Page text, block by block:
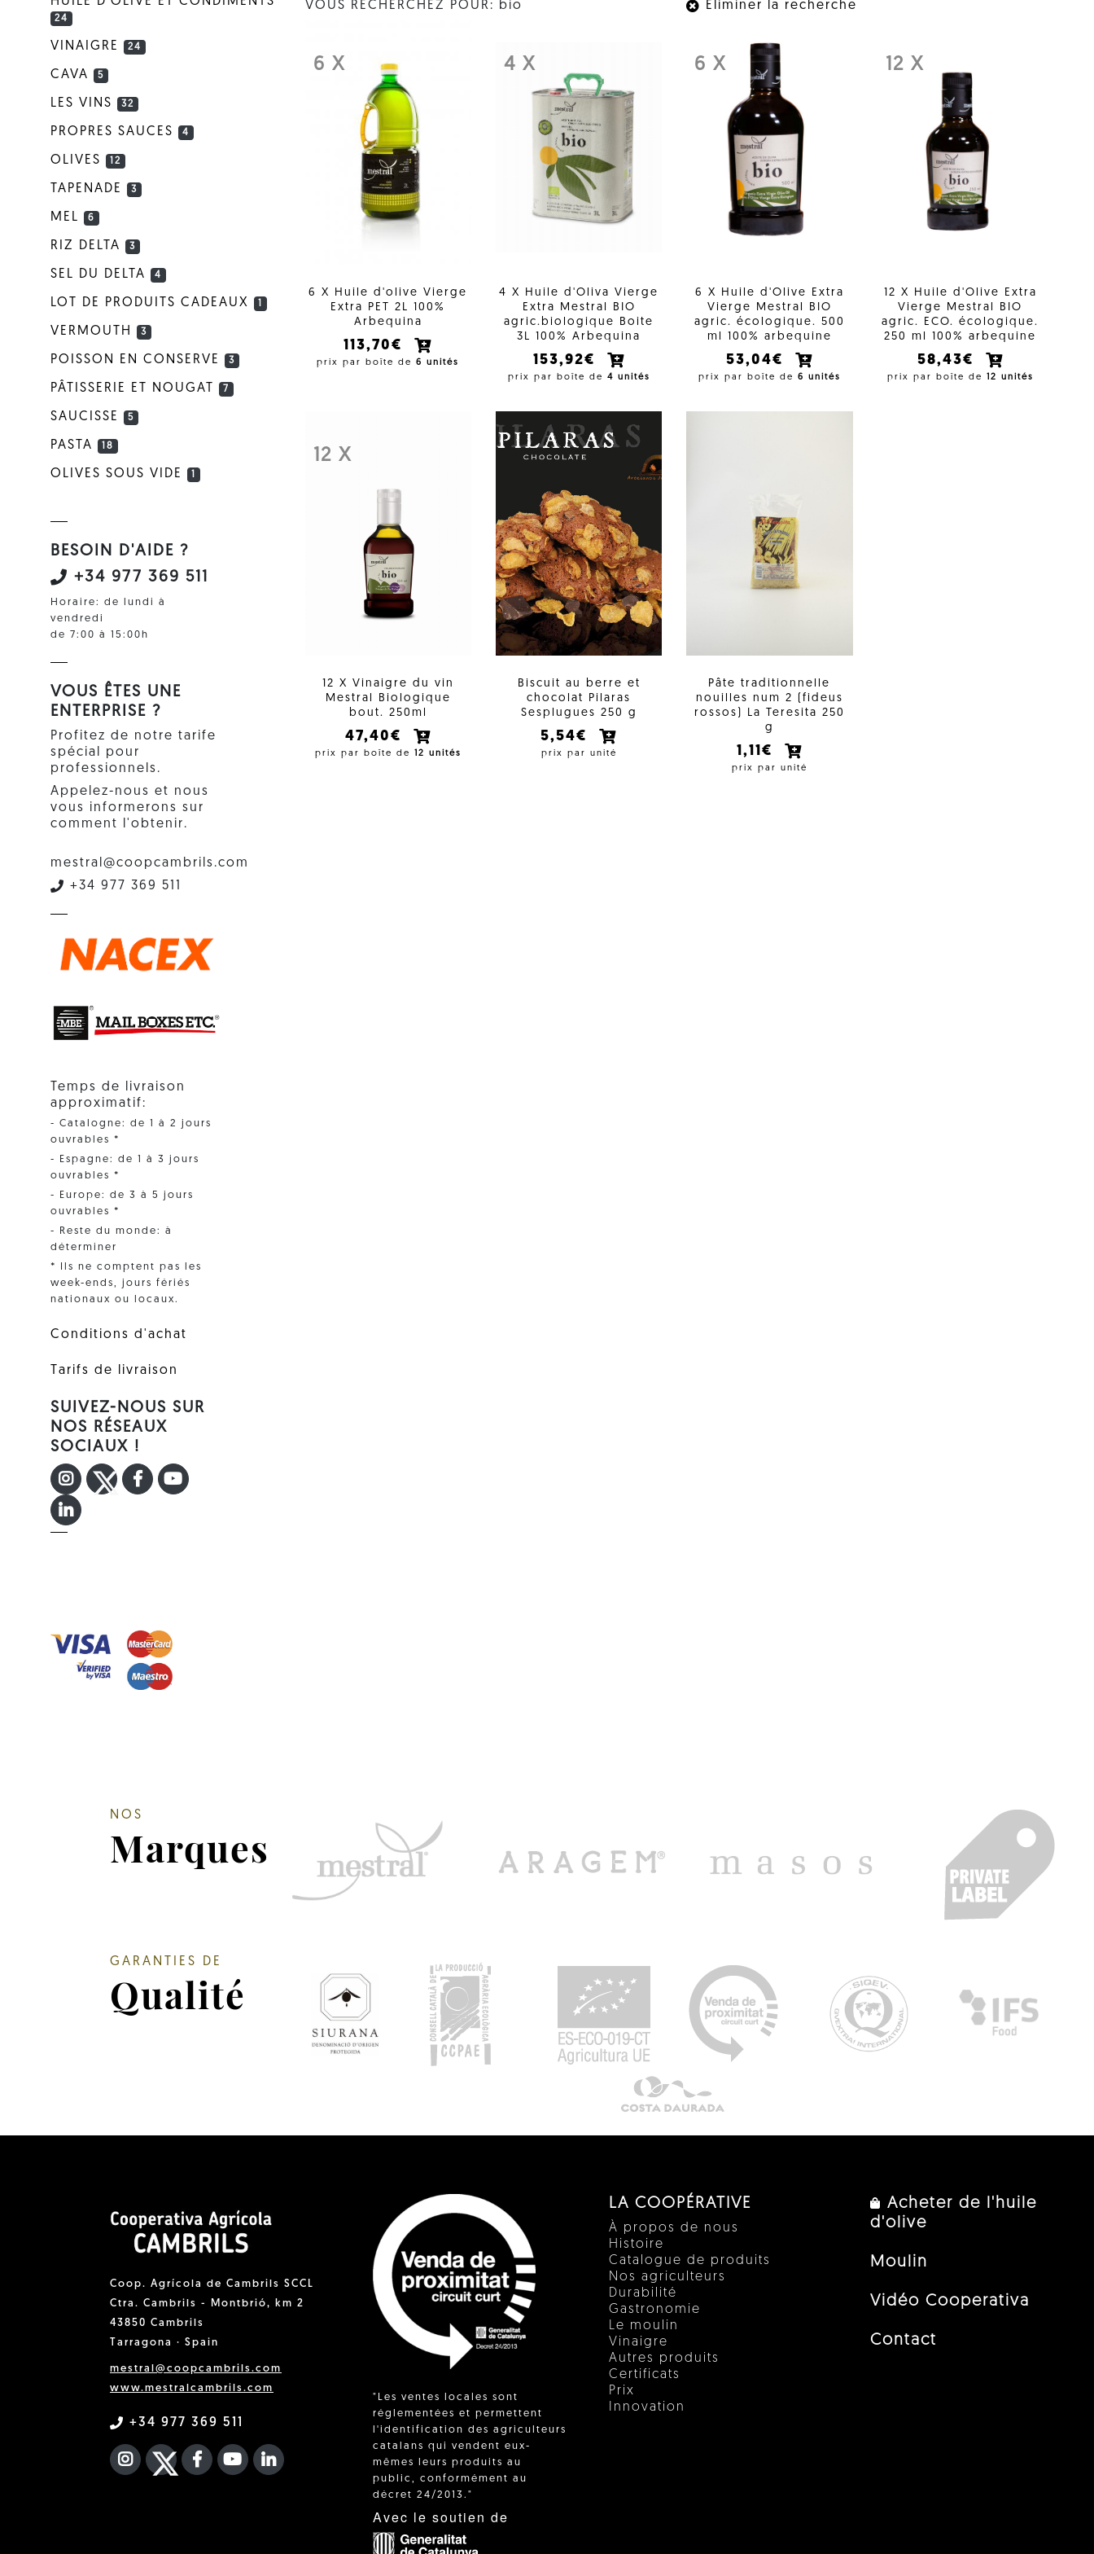
VOUS RECHERCHEZ POUR: bio Éliminer la recherche
6 X
6 X Huile d'olive Vierge
Extra PET 2L 100%
Arbequina
113,70€
prix par boîte de6 unités
4 X
4 X Huile d'Oliva Vierge
Extra Mestral BIO
agric.biologique Boite
3L 100% Arbequina
153,92€
prix par boîte de 4 unités
6 X
6 X Huile d'Olive Extra
Vierge Mestral BIO
agric. écologique. 500
ml 100% arbequine
53,04€
prix par boîte de 6 unités
12 X
12 X Huile d'Olive Extra
Vierge Mestral BIO
agric. ECO. écologique.
250 ml 100% arbequine
58,43€
prix par boîte de 12 unités
12 X
12 X Vinaigre du vin
Mestral Biologique
bout. 250ml
47,40€
prix par boîte de 12 unités
Biscuit au berre et
chocolat Pilaras
Sesplugues 250 g
5,54€
prix par unité
Pâte traditionnelle
nouilles num 2 (fideus
rossos) La Teresita 250
g
1,11€
prix par unité
24
VINAIGRE 24
CAVA 5
LES VINS 32
PROPRES SAUCES 4
OLIVES 12
TAPENADE 3
MEL 6
RIZ DELTA 3
SEL DU DELTA 4
LOT DE PRODUITS CADEAUX 1
VERMOUTH 3
POISSON EN CONSERVE 3
PÂTISSERIE ET NOUGAT 7
SAUCISSE 5
PASTA 18
OLIVES SOUS VIDE 1
BESOIN D'AIDE ?
+34 977 369 511
Horaire: de lundi à
vendredi
de 7:00 à 15:00h
VOUS ÊTES UNE
ENTERPRISE ?
Profitez de notre tarife
spécial pour
professionnels.
Appelez-nous et nous
vous informerons sur
comment l'obtenir.
mestral@coopcambrils.com
+34 977 369 511
Temps de livraison
approximatif:
- Catalogne: de 1 à 2 jours
ouvrables *
- Espagne: de 1 à 3 jours
ouvrables *
- Europe: de 3 à 5 jours
ouvrables *
- Reste du monde: à
déterminer
* Ils ne comptent pas les
week-ends, jours fériés
nationaux ou locaux.
Conditions d'achat
Tarifs de livraison
SUIVEZ-NOUS SUR
NOS RÉSEAUX
SOCIAUX !
INSTAGRAM
TWITTER
FACEBOOK F
YOUTUBE
LINKEDIN IN
NOS
Marques
GARANTIES DE
Qualité
Coop. Agrícola de Cambrils SCCL
Ctra. Cambrils - Montbrió, km 2
43850 Cambrils
Tarragona · Spain
mestral@coopcambrils.com
www.mestralcambrils.com
+34 977 369 511
INSTAGRAM
TWITTER
FACEBOOK F
YOUTUBEFA LINKEDIN IN
"Les ventes locales sont
réglementées et permettent
l'identification des agriculteurs
catalans qui vendent eux-
mêmes leurs produits au
public, conformément au
décret 24/2013."
Avec le soutien de
LA COOPÉRATIVE
À propos de nous
Histoire
Catalogue de produits
Nos agriculteurs
Durabilité
Gastronomie
Le moulin
Vinaigre
Autres produits
Certificats
Prix
Innovation
Acheter de l'huile
d'olive
Moulin
Vidéo Cooperativa
Contact